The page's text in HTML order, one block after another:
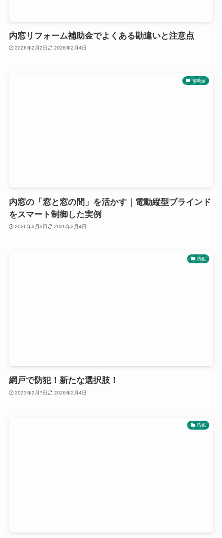
内窓リフォーム補助金でよくある勘違いと注意点
2026年2月2日 2026年2月4日
補助金
内窓の「窓と窓の間」を活かす｜電動縦型ブラインド
をスマート制御した実例
2026年2月3日 2026年2月4日
防犯
網戸で防犯！新たな選択肢！
2023年2月7日 2026年2月4日
防犯